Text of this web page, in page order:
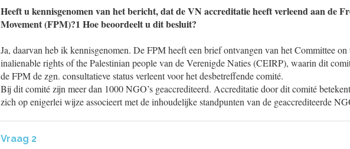
Heeft u kennisgenomen van het bericht, dat de VN accreditatie heeft verleend aan de
Movement (FPM)?1 Hoe beoordeelt u dit besluit?
Ja, daarvan heb ik kennisgenomen. De FPM heeft een brief ontvangen van het Committee on
inalienable rights of the Palestinian people van de Verenigde Naties (CEIRP), waarin dit
de FPM de zgn. consultatieve status verleent voor het desbetreffende comité.
Bij dit comité zijn meer dan 1000 NGO’s geaccrediteerd. Accreditatie door dit comité
zich op enigerlei wijze associeert met de inhoudelijke standpunten van de geaccrediteerde
Vraag 2